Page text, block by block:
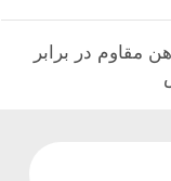
مقاوم در برابر